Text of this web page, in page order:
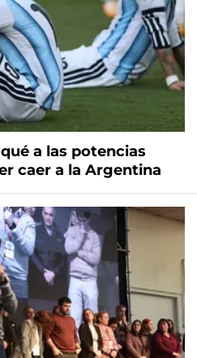
a las potencias
caer a la Argentina